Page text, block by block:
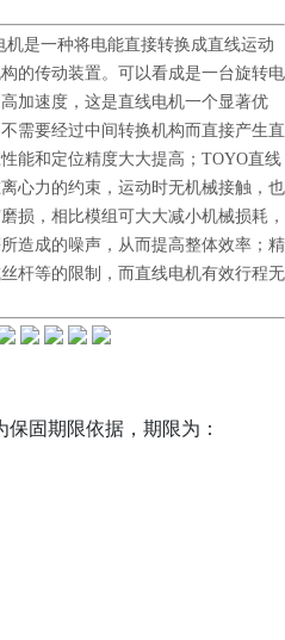
机是一种将电能直接转换成直线运动
的传动装置。可以看成是一台旋转电
加速度，这是直线电机一个显著优
需要经过中间转换机构而直接产生直
能和定位精度大大提高；TOYO直线
心力的约束，运动时无机械接触，也
损，相比模组可大大减小机械损耗，
造成的噪声，从而提高整体效率；精
杆等的限制，而直线电机有效行程无
固期限依据，期限为：